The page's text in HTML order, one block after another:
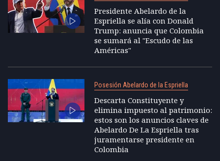
Presidente Abelardo de la
Espriella se alía con Donald
Trump: anuncia que Colombia
se sumará al "Escudo de las
Américas"
Posesión Abelardo de la Espriella
Descarta Constituyente y
elimina impuesto al patrimonio:
estos son los anuncios claves de
Abelardo De La Espriella tras
juramentarse presidente en
Colombia